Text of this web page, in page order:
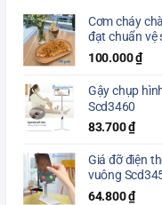
Cơm cháy
đạt chuẩn vệ
100.000₫
Gậy chụp
Scd3460
83.700₫
Giá đỡ điện
vuông
64.800₫